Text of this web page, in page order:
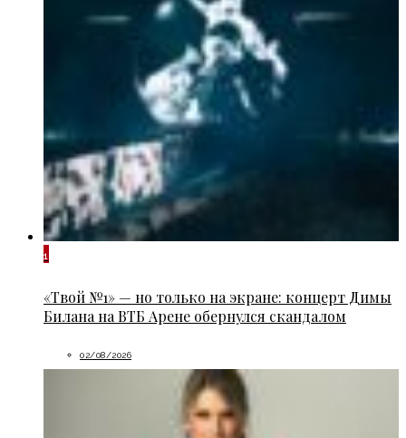
1
«Твой №1» — но только на экране: концерт Димы
Билана на ВТБ Арене обернулся скандалом
02/08/2026